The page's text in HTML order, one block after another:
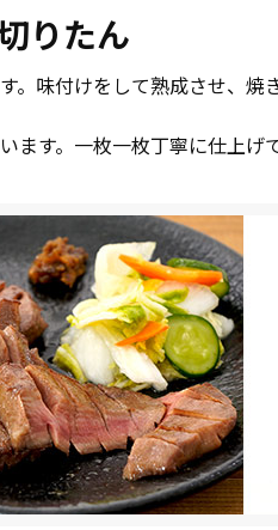
りたん
味付けをして熟成させ、焼
ます。一枚一枚丁寧に仕上